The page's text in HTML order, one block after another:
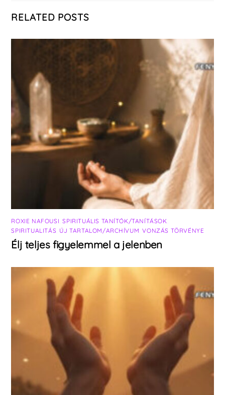
RELATED POSTS
ROXIE NAFOUSI ,SPIRITUÁLIS TANÍTÓK/TANÍTÁSOK
SPIRITUALITÁS ÚJ TARTALOM/ARCHÍVUM ,VONZÁS TÖRVÉNYE
Élj teljes figyelemmel a jelenben